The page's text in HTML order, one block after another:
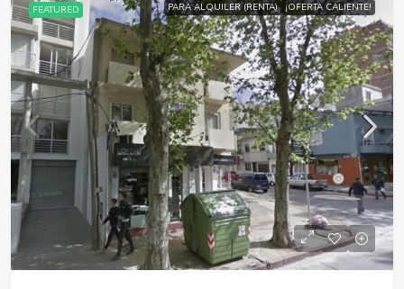
FEATURED PARA ALQUILER (RENTA) ¡OFERTA CALIENTE!